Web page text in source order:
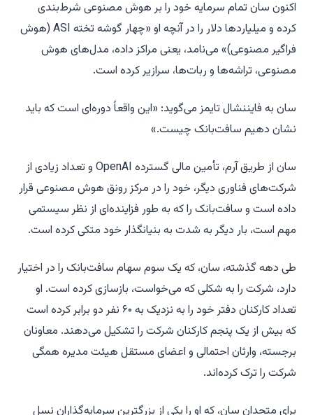
اکنون سان تمام سرمایه خود را بر هوش مصنوعی شرط‌بندی
کرده و میلیاردها دلار را در آنچه او «چهار گوشه تخته ASI (هوش
فراگیر مصنوعی)» می‌نامد، یعنی مراکز داده، مدل‌های هوش
مصنوعی، تراشه‌ها و ربات‌ها، سرازیر کرده است.
سان به فایننشال تایمز می‌گوید: «این واقعاً دوره‌ای است که باید
نشان دهیم سافت‌بانک چیست.»
سان از طریق آرم، تأمین مالی گسترده OpenAI و تعداد زیادی از
شرکت‌های فناوری دیگر، خود را در مرکز رونق هوش مصنوعی قرار
داده است و سافت‌بانک را که به طور فزاینده‌ای از نظر سیستمی
مهم است، بار دیگر به شدت به بنیانگذار خود متکی کرده است.
طی دهه گذشته، سان، که یک سوم سهام سافت‌بانک را در اختیار
دارد، شرکت را به شکلی که می‌خواست، بازسازی کرده است. او
تعداد کارکنان دفتر خود را به نزدیک به ۶۰ نفر دو برابر کرده است
که بیش از یک پنجم کارکنان شرکت را تشکیل می‌دهند. معاونان
برجسته، وارثان احتمالی و اعضای مستقل هیئت مدیره همگی
شرکت را ترک کرده‌اند.
برای متحدان سان، که او را یکی از بزرگترین سرمایه‌گذاران نسل